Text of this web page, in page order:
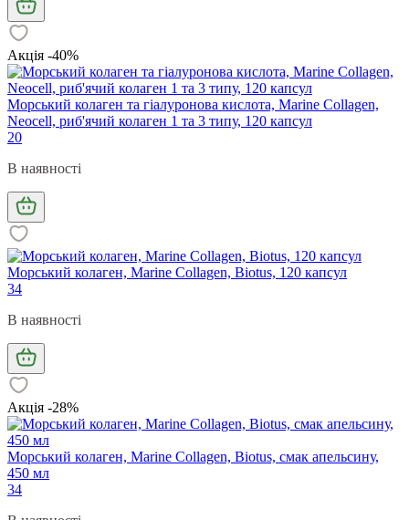
Акція -40%
Морський колаген та гіалуронова кислота, Marine Collagen,
Neocell, риб'ячий колаген 1 та 3 типу, 120 капсул
20
В наявності
Морський колаген, Marine Collagen, Biotus, 120 капсул
34
В наявності
Акція -28%
Морський колаген, Marine Collagen, Biotus, смак апельсину,
450 мл
34